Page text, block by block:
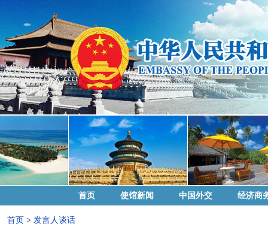
首页 使馆新闻 中国外交 经济商
首页 > 发言人谈话